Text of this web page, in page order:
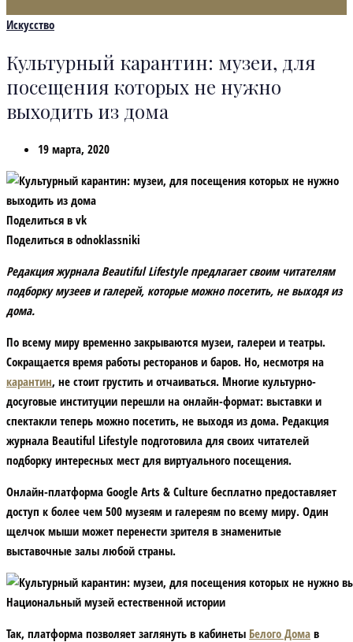
Искусство
Культурный карантин: музеи, для
посещения которых не нужно
выходить из дома
19 марта, 2020
Поделиться в vk
Поделиться в odnoklassniki
Редакция журнала Beautiful Lifestyleпредлагает своим читателям
подборку музеев и галерей, которые можно посетить, не выходя из
дома.
По всему миру временно закрываются музеи, галереи и театры.
Сокращается время работы ресторанов и баров. Но, несмотря на
карантин, не стоит грустить и отчаиваться. Многие культурно-
досуговые институции перешли на онлайн-формат: выставки и
спектакли теперь можно посетить, не выходя из дома. Редакция
журнала Beautiful Lifestyle подготовила для своих читателей
подборку интересных мест для виртуального посещения.
Онлайн-платформа Google Arts & Culture бесплатно предоставляет
доступ к более чем 500 музеям и галереям по всему миру. Один
щелчок мыши может перенести зрителя в знаменитые
выставочные залы любой страны.
Национальный музей естественной истории
Так, платформа позволяет заглянуть в кабинеты Белого Дома в